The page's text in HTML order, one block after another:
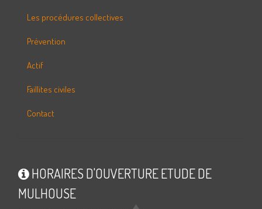
Les procédures collectives
Prévention
Actif
Faillites civiles
Contact
HORAIRES D'OUVERTURE ETUDE DE
MULHOUSE